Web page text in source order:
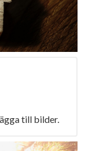
till bilder.